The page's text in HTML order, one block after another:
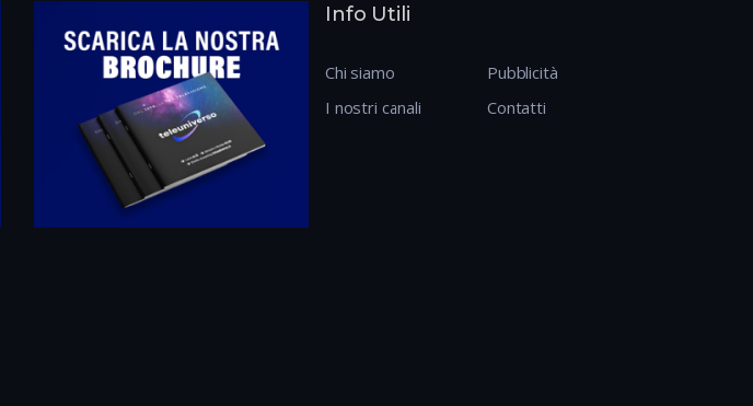
Info Utili
Chi siamo
I nostri canali
Pubblicità
Contatti